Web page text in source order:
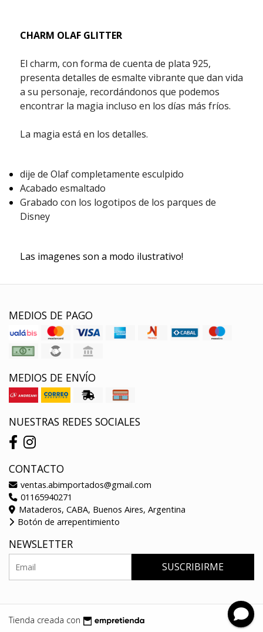
CHARM OLAF GLITTER
El charm, con forma de cuenta de plata 925,
presenta detalles de esmalte vibrante que dan vida
a su personaje, recordándonos que podemos
encontrar la magia incluso en los días más fríos.
La magia está en los detalles.
dije de Olaf completamente esculpido
Acabado esmaltado
Grabado con los logotipos de los parques de
Disney
Las imagenes son a modo ilustrativo!
MEDIOS DE PAGO
MEDIOS DE ENVÍO
NUESTRAS REDES SOCIALES
CONTACTO
ventas.abimportados@gmail.com
01165940271
Mataderos, CABA, Buenos Aires, Argentina
Botón de arrepentimiento
NEWSLETTER
SUSCRIBIRME
Tienda creada con